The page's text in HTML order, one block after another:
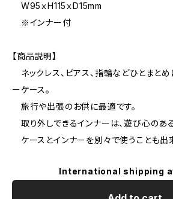
W95ｘH115ｘD15mm
※インナー付
【商品説明】
ネックレス、ピアス、指輪などひとまと
ーケース。
旅行や出張のお供に最適です。
取り外しできるインナーは、遊び心のあ
ケースとインナーを別々で使うことも出
International shipping